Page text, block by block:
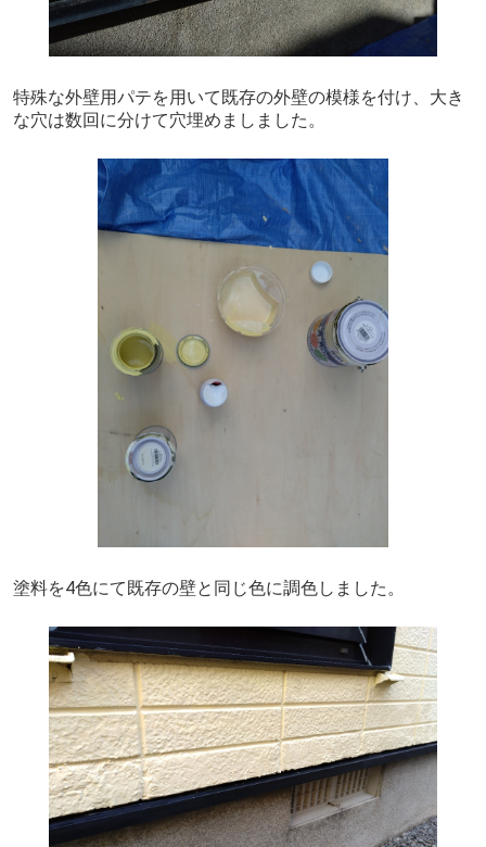
特殊な外壁用パテを用いて既存の外壁の模様を付け、大き
な穴は数回に分けて穴埋めましました。
塗料を4色にて既存の壁と同じ色に調色しました。